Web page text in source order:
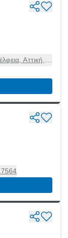
Αττική,